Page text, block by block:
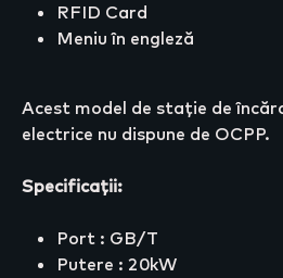
RFID Card
Meniu în engleză
Acest model de stație de
electrice nu dispune de OCPP.
Specificații:
Port : GB/T
Putere : 20kW